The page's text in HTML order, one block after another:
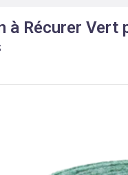
à Récurer Vert